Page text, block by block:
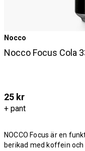
Nocco
Nocco Focus Cola
25 kr
+ pant
NOCCO Focus är en
berikad med koffein och